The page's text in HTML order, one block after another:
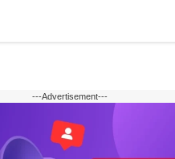
---Advertisement---